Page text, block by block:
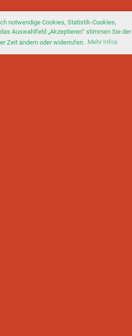
notwendige Cookies, Statistik-Cookies,
Auswahlfeld „Akzeptieren“ stimmen Sie der
Zeit ändern oder widerrufen. Mehr Infos